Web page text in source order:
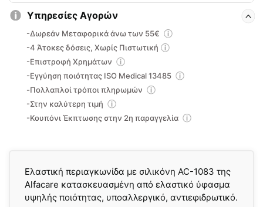
Ελαστική περιαγκωνίδα με σιλικόνη AC-1083 της
Alfacare κατασκευασμένη από ελαστικό ύφασμα
υψηλής ποιότητας, υποαλλεργικό, αντιεφιδρωτικό.
Υπηρεσίες Αγορών
-Δωρεάν Μεταφορικά άνω των 55€
-4 Άτοκες δόσεις, Χωρίς Πιστωτική
-Επιστροφή Χρημάτων
-Εγγύηση ποιότητας ISO Medical 13485
-Πολλαπλοί τρόποι πληρωμών
-Στην καλύτερη τιμή
-Κουπόνι Έκπτωσης στην 2η παραγγελία